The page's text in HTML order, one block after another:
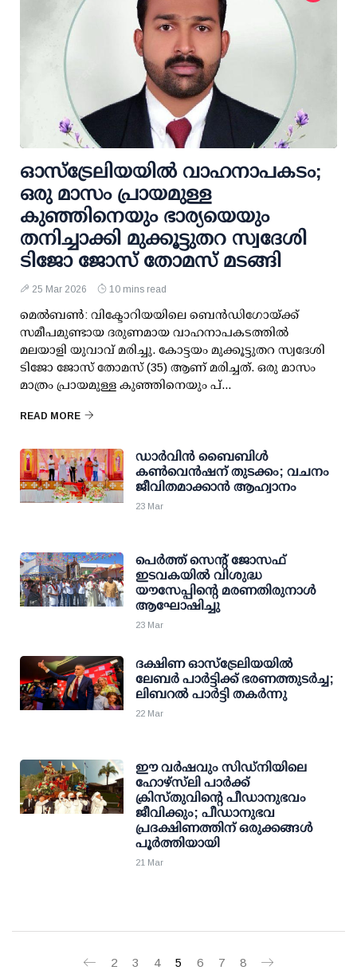
ഓസ്‌ട്രേലിയയിൽ വാഹനാപകടം;
ഒരു മാസം പ്രായമുള്ള
കുഞ്ഞിനെയും ഭാര്യയെയും
തനിച്ചാക്കി മുക്കൂട്ടുതറ സ്വദേശി
ടിജോ ജോസ് തോമസ് മടങ്ങി
25 Mar 2026 10 mins read
മെൽബൺ: വിക്ടോറിയയിലെ ബെൻഡിഗോയ്ക്ക്
സമീപമുണ്ടായ ദരുണമായ വാഹനാപകടത്തിൽ
മലയാളി യുവാവ് മരിച്ചു. കോട്ടയം മുക്കൂട്ടുതറ സ്വദേശി
ടിജോ ജോസ് തോമസ് (35) ആണ് മരിച്ചത്. ഒരു മാസം
മാത്രം പ്രായമുള്ള കുഞ്ഞിനെയും പ്...
READ MORE
ഡാർവിൻ ബൈബിൾ
കൺവെൻഷന് തുടക്കം; വചനം
ജീവിതമാക്കാൻ ആഹ്വാനം
23 Mar
പെർത്ത് സെന്റ് ജോസഫ്
ഇടവകയിൽ വിശുദ്ധ
യൗസേപ്പിന്റെ മരണതിരുനാൾ
ആഘോഷിച്ചു
23 Mar
ദക്ഷിണ ഓസ്‌ട്രേലിയയിൽ
ലേബർ പാർട്ടിക്ക് ഭരണത്തുടർച്ച;
ലിബറൽ പാർട്ടി തകർന്നു
22 Mar
ഈ വർഷവും സിഡ്‌നിയിലെ
ഹോഴ്‌സ്‌ലി പാർക്ക്
ക്രിസ്തുവിന്റെ പീഡാനുഭവം
ജീവിക്കും; പീഡാനുഭവ
പ്രദക്ഷിണത്തിന് ഒരുക്കങ്ങൾ
പൂർത്തിയായി
21 Mar
2 3 4 5 6 7 8